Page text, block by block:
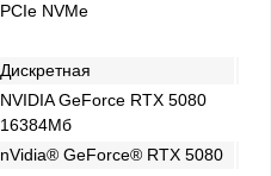
PCIe NVMe
Дискретная
NVIDIA GeForce RTX 5080
16384Мб
nVidia® GeForce® RTX 5080